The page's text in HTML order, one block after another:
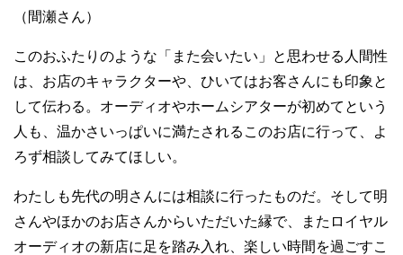
（間瀬さん）
このおふたりのような「また会いたい」と思わせる人間性
は、お店のキャラクターや、ひいてはお客さんにも印象と
して伝わる。オーディオやホームシアターが初めてという
人も、温かさいっぱいに満たされるこのお店に行って、よ
ろず相談してみてほしい。
わたしも先代の明さんには相談に行ったものだ。そして明
さんやほかのお店さんからいただいた縁で、またロイヤル
オーディオの新店に足を踏み入れ、楽しい時間を過ごすこ